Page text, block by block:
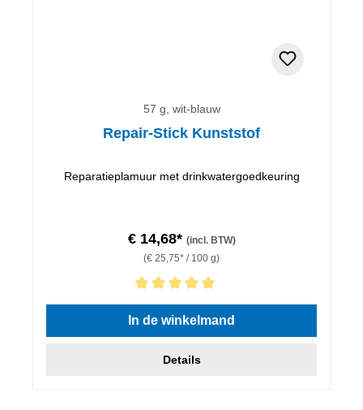
57 g, wit-blauw
Repair-Stick Kunststof
Reparatieplamuur met drinkwatergoedkeuring
€ 14,68* (incl. BTW)
(€ 25,75* / 100 g)
Gemiddelde waardering van 5 van 5 sterren
In de winkelmand
Details